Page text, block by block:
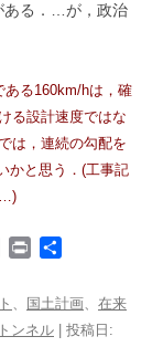
ある．…が，政治
ある160km/hは，確
る設計速度ではな
は，連続の勾配を
かと思う．(工事記
…)
C
y
L
n
t
、 国土計画、 在来
ンネル | 投稿日: